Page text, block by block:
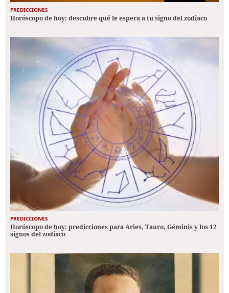
PREDICCIONES
Horóscopo de hoy: descubre qué le espera a tu signo del zodiaco
PREDICCIONES
Horóscopo de hoy: predicciones para Aries, Tauro, Géminis y los 12
signos del zodiaco